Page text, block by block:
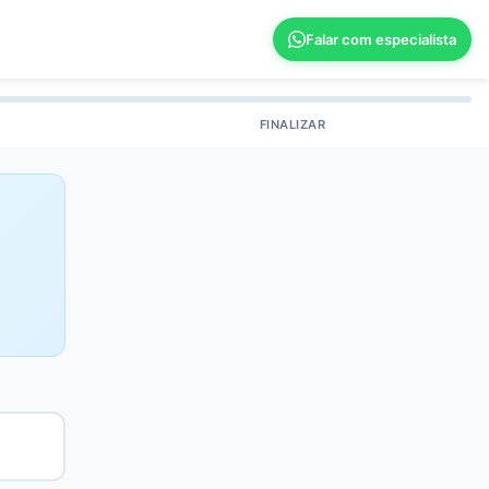
Falar com especialista
FINALIZAR